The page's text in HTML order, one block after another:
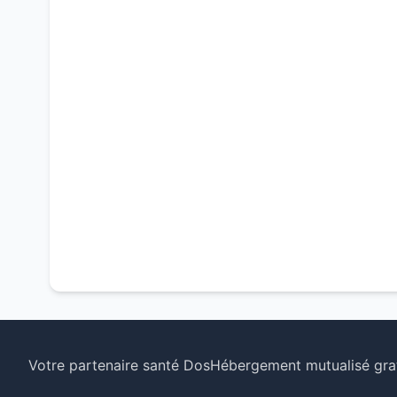
Votre partenaire santé DosHébergement mutualisé